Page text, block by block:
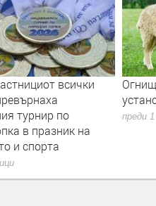
всички
турнир по
в празник на
и спорта
преди